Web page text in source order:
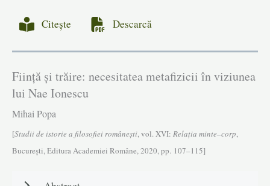
Citește Descarcă
Fiinţă şi trăire: necesitatea metafizicii în viziunea
lui Nae Ionescu
Mihai Popa
[Studii de istorie a filosofiei româneşti, vol. XVI: Relația minte–corp,
Bucureşti, Editura Academiei Române, 2020, pp. 107–115]